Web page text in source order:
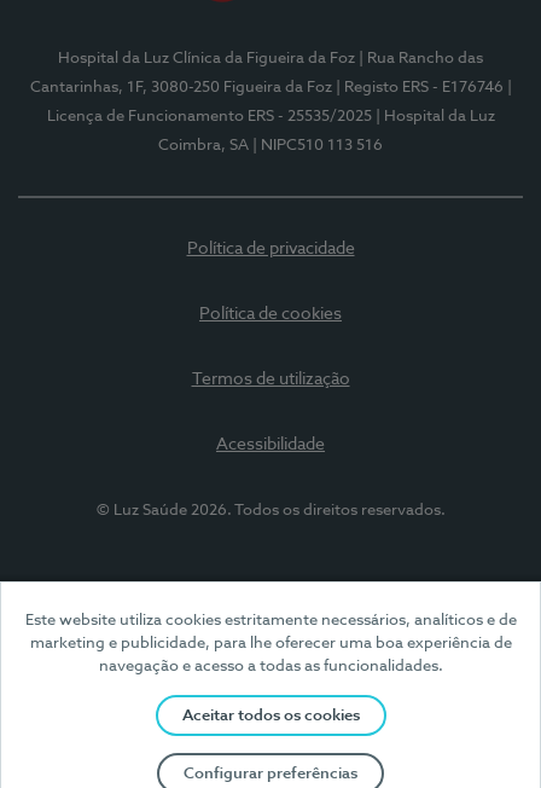
Este website utiliza cookies estritamente necessários, analíticos e de
marketing e publicidade, para lhe oferecer uma boa experiência de
navegação e acesso a todas as funcionalidades.
Aceitar todos os cookies
Configurar preferências
Hospital da Luz Clínica da Figueira da Foz
| Rua Rancho das
Cantarinhas, 1F, 3080-250 Figueira da Foz
| Registo ERS - E176746
Licença de Funcionamento ERS - 25535/2025
| Hospital da Luz
Coimbra, SA
| NIPC510 113 516
Política de privacidade
Política de cookies
Termos de utilização
Acessibilidade
© Luz Saúde 2026. Todos os direitos reservados.